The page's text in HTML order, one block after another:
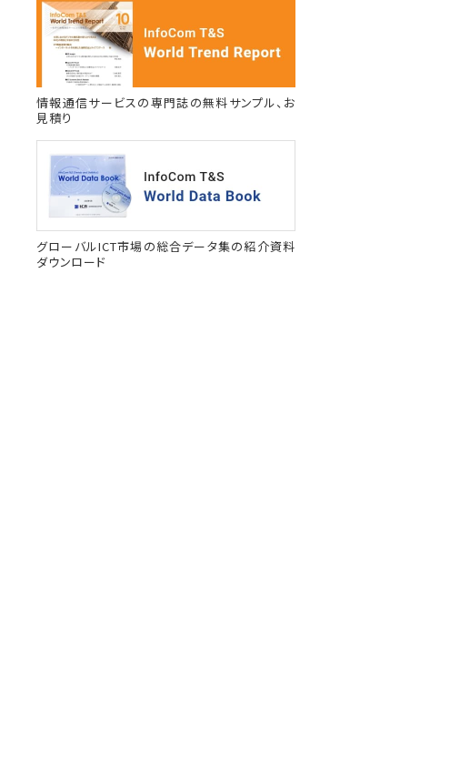
情報通信サービスの専門誌の無料サンプル、お
見積り
グローバルICT市場の総合データ集の紹介資料
ダウンロード